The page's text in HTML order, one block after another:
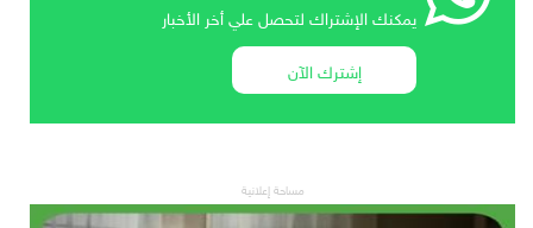
يمكنك الإشتراك لتحصل علي أخر الأخبار
إشترك الآن
مساحة إعلانية